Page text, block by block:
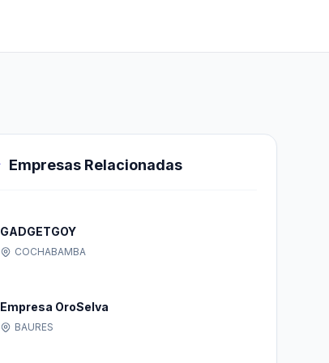
Empresas Relacionadas
GADGETGOY
COCHABAMBA
Empresa OroSelva
BAURES